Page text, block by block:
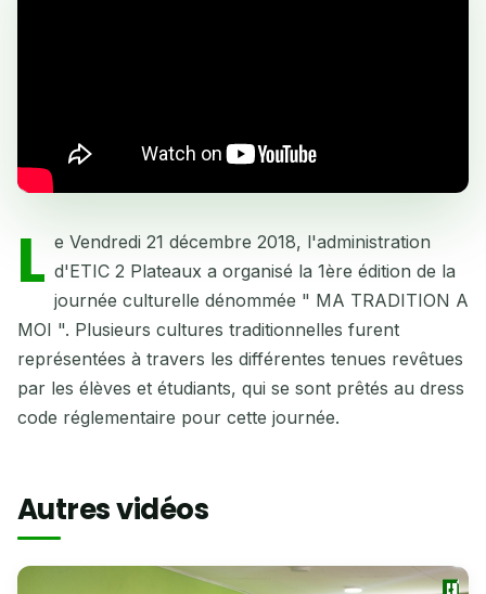
L e Vendredi 21 décembre 2018, l'administration
d'ETIC 2 Plateaux a organisé la 1ère édition de la
journée culturelle dénommée " MA TRADITION A
MOI ". Plusieurs cultures traditionnelles furent
représentées à travers les différentes tenues revêtues
par les élèves et étudiants, qui se sont prêtés au dress
code réglementaire pour cette journée.
Autres vidéos